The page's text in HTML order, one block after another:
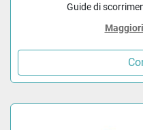
Guide di